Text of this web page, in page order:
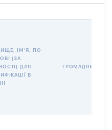
ІМʼЯ, ПО
(ЗА
ДЛЯ
В
ГРОМАДЯНСТВО